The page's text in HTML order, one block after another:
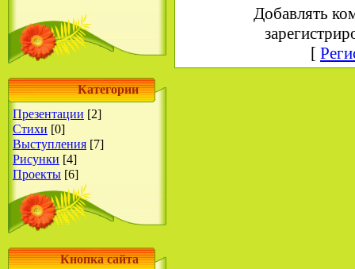
Категории
Презентации [2]
Стихи [0]
Выступления [7]
Рисунки [4]
Проекты [6]
Кнопка сайта
Добавлять
[